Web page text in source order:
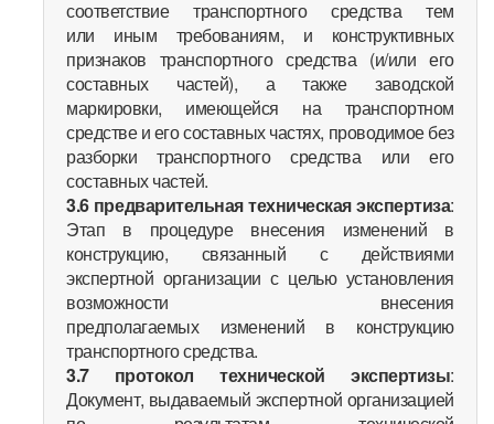
соответствие транспортного средства тем
или иным требованиям, и конструктивных
признаков транспортного средства (и/или его
составных частей), а также заводской
маркировки, имеющейся на транспортном
средстве и его составных частях, проводимое без
разборки транспортного средства или его
составных частей.
3.6 предварительная техническая экспертиза:
Этап в процедуре внесения изменений в
конструкцию, связанный с действиями
экспертной организации с целью установления
возможности внесения
предполагаемых изменений в конструкцию
транспортного средства.
3.7
протокол технической экспертизы:
Документ, выдаваемый экспертной организацией